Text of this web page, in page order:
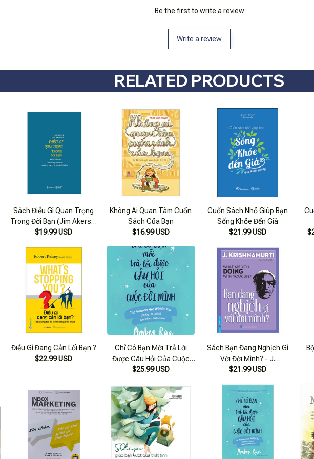
Be the first to write a review
Write a review
RELATED PRODUCTS
Sách Điều Gì Quan Trọng
Trong Đời Bạn (Jim Akers &
Tab Breakers)
$19.99 USD
Không Ai Quan Tâm Cuốn
Sách Của Bạn
$16.99 USD
Cuốn Sách Nhỏ Giúp Bạn
Sống Khỏe Đến Già
$21.99 USD
Điều Gì Đang Cản Lối Bạn ?
$22.99 USD
Chỉ Có Bạn Mới Trả Lời
Được Câu Hỏi Của Cuộc
Đời Mình
$25.99 USD
Sách Bạn Đang Nghịch Gì
Với Đời Mình? - J.
Krishnamurti
$21.99 USD